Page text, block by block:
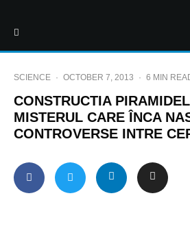
SCIENCE · OCTOBER 7, 2013 · 6 MIN
CONSTRUCTIA
MISTERUL CARE ÎNCA
CONTROVERSE INTRE